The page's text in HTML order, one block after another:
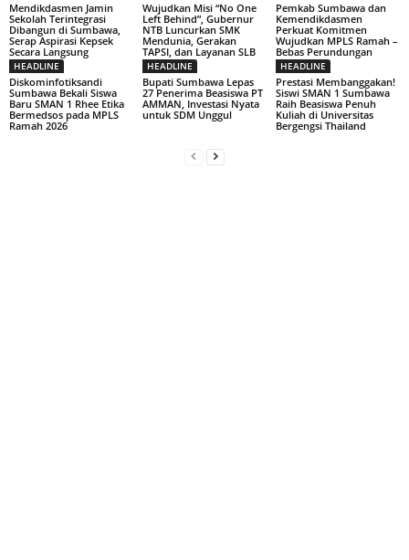
Mendikdasmen Jamin
Sekolah Terintegrasi
Dibangun di Sumbawa,
Serap Aspirasi Kepsek
Secara Langsung
Wujudkan Misi “No One
Left Behind”, Gubernur
NTB Luncurkan SMK
Mendunia, Gerakan
TAPSI, dan Layanan SLB
Pemkab Sumbawa dan
Kemendikdasmen
Perkuat Komitmen
Wujudkan MPLS Ramah –
Bebas Perundungan
HEADLINE
Diskominfotiksandi
Sumbawa Bekali Siswa
Baru SMAN 1 Rhee Etika
Bermedsos pada MPLS
Ramah 2026
HEADLINE
Bupati Sumbawa Lepas
27 Penerima Beasiswa PT
AMMAN, Investasi Nyata
untuk SDM Unggul
HEADLINE
Prestasi Membanggakan!
Siswi SMAN 1 Sumbawa
Raih Beasiswa Penuh
Kuliah di Universitas
Bergengsi Thailand